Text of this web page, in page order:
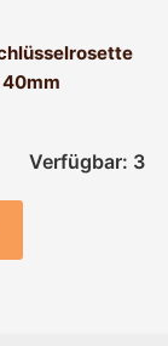
Verfügbar: 3